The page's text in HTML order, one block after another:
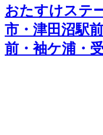
おたすけステ
市・津田沼駅
前・袖ケ浦・